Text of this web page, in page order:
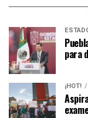
para
¡HOT!